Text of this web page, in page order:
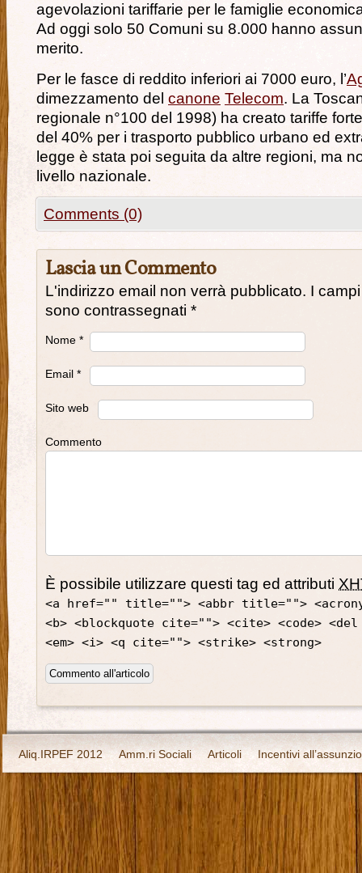
agevolazioni tariffarie per le famiglie
Ad oggi solo 50 Comuni su 8.000 hanno
merito.
Per le fasce di reddito inferiori ai 7000 euro, l’
dimezzamento del canone Telecom. La
regionale n°100 del 1998) ha creato tariffe
del 40% per i trasporto pubblico urbano ed
legge è stata poi seguita da altre regioni, ma
livello nazionale.
Comments (0)
Lascia un Commento
L'indirizzo email non verrà pubblicato. I
sono contrassegnati *
Nome *
Email *
Sito web
Commento
È possibile utilizzare questi tag ed attributi
<a href="" title=""> <abbr title="">
<b> <blockquote cite=""> <cite> <code>
<em> <i> <q cite=""> <strike> <strong>
Aliq.IRPEF 2012 Amm.ri Sociali Articoli Incentivi
Offerte Lavoro Toscana Perchè nasce RadioLavoroLibero?